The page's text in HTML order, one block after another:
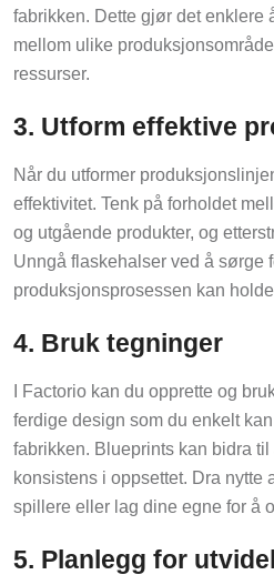
fabrikken. Dette gjør det enklere
mellom ulike
ressurser.
3. Utform effektive
Når du utformer
effektivitet. Tenk på forholdet
og utgående produkter, og
Unngå flaskehalser ved å sørge
produksjonsprosessen kan
4. Bruk tegninger
I Factorio kan du opprette og
ferdige design som du enkelt
fabrikken. Blueprints kan bidra
konsistens i oppsettet. Dra nytte
spillere eller lag dine egne for å
5. Planlegg for